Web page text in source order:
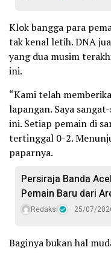
Klok bangga para
tak kenal letih. DNA
yang dua musim
ini.
“Kami telah
lapangan. Saya
ini. Setiap pemain di
tertinggal 0-2.
paparnya.
Persiraja Banda
Pemain Baru dari
Redaksi 25/07/
Baginya bukan hal